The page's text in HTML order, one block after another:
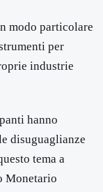
modo particolare
per
industrie
hanno
disuguaglianze
tema a
Monetario